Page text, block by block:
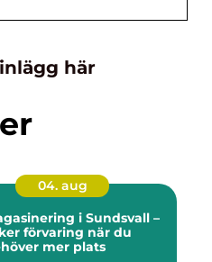
här
04. aug
i Sundsvall –
förvaring när du
mer plats